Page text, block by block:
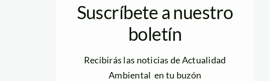
Suscríbete a nuestro
boletín
Recibirás las noticias de Actualidad
Ambiental en tu buzón